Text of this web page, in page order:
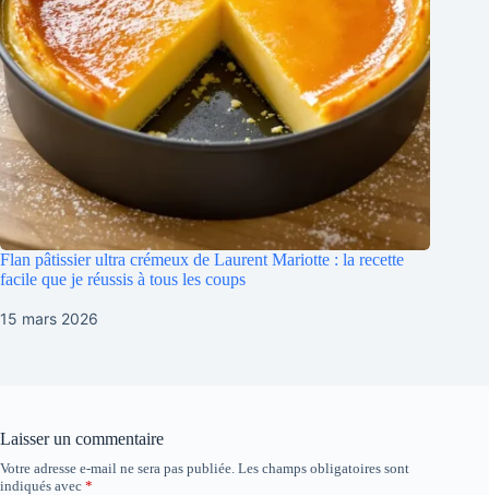
Flan pâtissier ultra crémeux de Laurent Mariotte : la recette
facile que je réussis à tous les coups
15 mars 2026
Laisser un commentaire
Votre adresse e-mail ne sera pas publiée. Les champs obligatoires sont
indiqués avec *